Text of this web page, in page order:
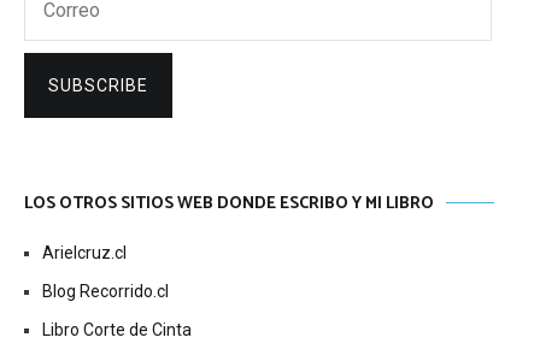
SUBSCRIBE
LOS OTROS SITIOS WEB DONDE ESCRIBO Y MI LIBRO
Arielcruz.cl
Blog Recorrido.cl
Libro Corte de Cinta